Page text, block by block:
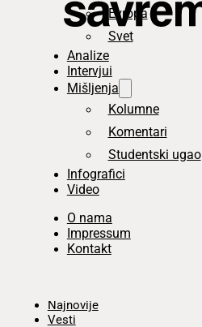
Evropa
Svet
Analize
Intervjui
Mišljenja
Kolumne
Komentari
Studentski ugao
Infografici
Video
O nama
Impressum
Kontakt
Najnovije
Vesti